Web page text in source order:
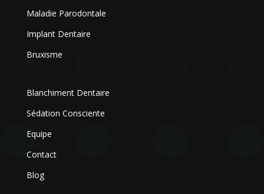
Maladie Parodontale
Implant Dentaire
Bruxisme
Blanchiment Dentaire
Sédation Consciente
Equipe
Contact
Blog